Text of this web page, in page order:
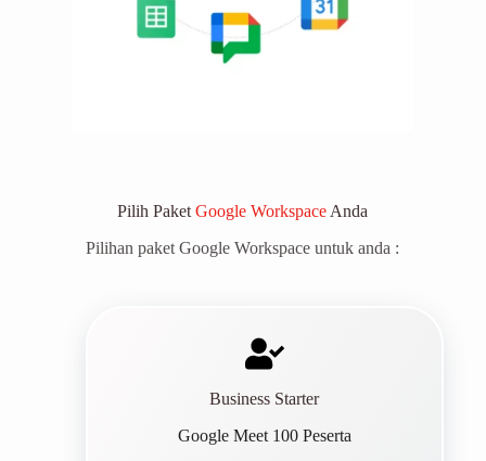
Pilih PaketGoogle Workspace Anda
Pilihan paket Google Workspace untuk anda :
Business Starter
Google Meet 100 Peserta